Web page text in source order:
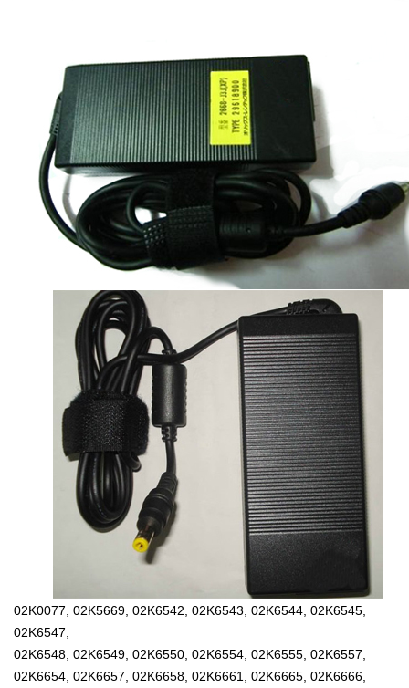
02K0077, 02K5669, 02K6542, 02K6543, 02K6544, 02K6545,
02K6547,
02K6548, 02K6549, 02K6550, 02K6554, 02K6555, 02K6557,
02K6654, 02K6657, 02K6658, 02K6661, 02K6665, 02K6666,